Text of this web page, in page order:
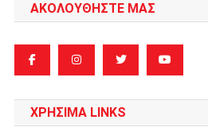
ΑΚΟΛΟΥΘΗΣΤΕ ΜΑΣ
ΧΡΗΣΙΜΑ LINKS